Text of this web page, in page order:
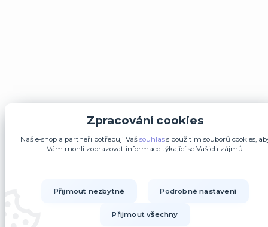
Zpracování cookies
Náš e-shop a partneři potřebují Váš souhlass použitím souborů cookies,
Vám mohli zobrazovat informace týkající se Vašich zájmů.
Přijmout nezbytné Podrobné nastavení
Přijmout všechny